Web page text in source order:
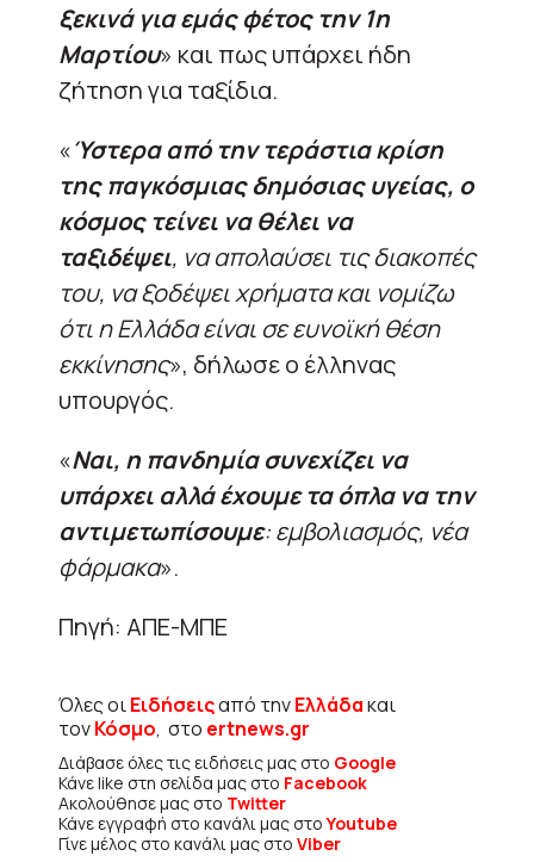
ξεκινά για εμάς φέτος την 1η
Μαρτίου» και πως υπάρχει ήδη
ζήτηση για ταξίδια.
«Ύστερα από την τεράστια κρίση
της παγκόσμιας δημόσιας υγείας, ο
κόσμος τείνει να θέλει να
ταξιδέψει, να απολαύσει τις διακοπές
του, να ξοδέψει χρήματα και νομίζω
ότι η Ελλάδα είναι σε ευνοϊκή θέση
εκκίνησης», δήλωσε ο έλληνας
υπουργός.
«Ναι, η πανδημία συνεχίζει να
υπάρχει αλλά έχουμε τα όπλα να την
αντιμετωπίσουμε: εμβολιασμός, νέα
φάρμακα».
Πηγή: ΑΠΕ-ΜΠΕ
Όλες οιΕιδήσειςαπό τηνΕλλάδακαι
τονΚόσμο, στο ertnews.gr
Διάβασε όλες τις ειδήσεις μας στο Google
Κάνε like στη σελίδα μας στο Facebook
Ακολούθησε μας στο Twitter
Κάνε εγγραφή στο κανάλι μας στοYoutube
Γίνε μέλος στο κανάλι μας στο Viber